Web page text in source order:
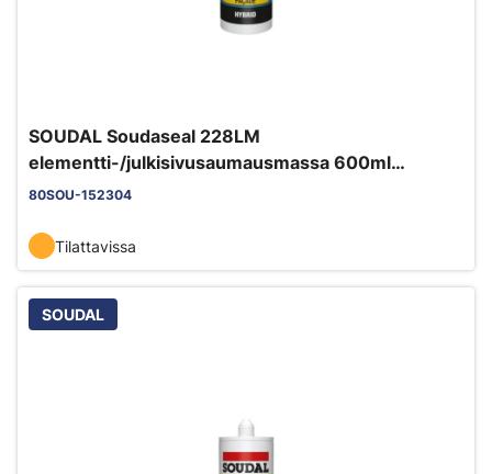
SOUDAL Soudaseal 228LM
elementti-/julkisivusaumausmassa 600ml
betoninharmaa RR21 EC1+ M1 myrkytön
80SOU-152304
Tilattavissa
SOUDAL